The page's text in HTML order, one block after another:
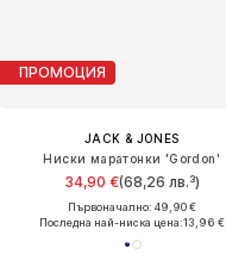
ПРОМОЦИЯ
JACK & JONES
Ниски маратонки 'Gordon'
34,90 €(68,26 лв.³)
Първоначално: 49,90 €
Последна най-ниска цена:13,96 €